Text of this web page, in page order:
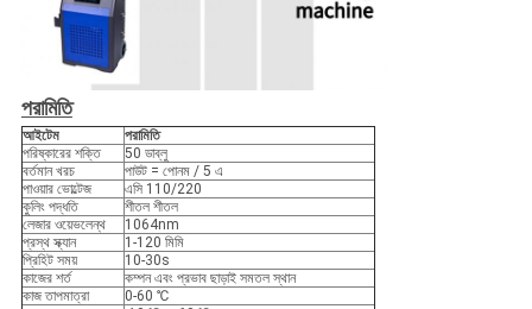
পরামিতি
আইটেম
পরামিতি
পরিষ্কারের শক্তি
50 ডাব্লু
বর্তমান খরচ
পাউট = পোনম / 5 এ
পাওয়ার ভোল্টেজ
এসি 110/220
কুলিং পদ্ধতি
শীতল শীতল
লেজার ওয়েভলেন্থ
1064nm
প্রস্থ স্ক্যান
1-120 মিমি
প্রিহিট সময়
10-30s
কাজের শর্ত
কম্পন এবং প্রভাব ছাড়াই সমতল স্থান
কাজ তাপমাত্রা
0-60 ℃